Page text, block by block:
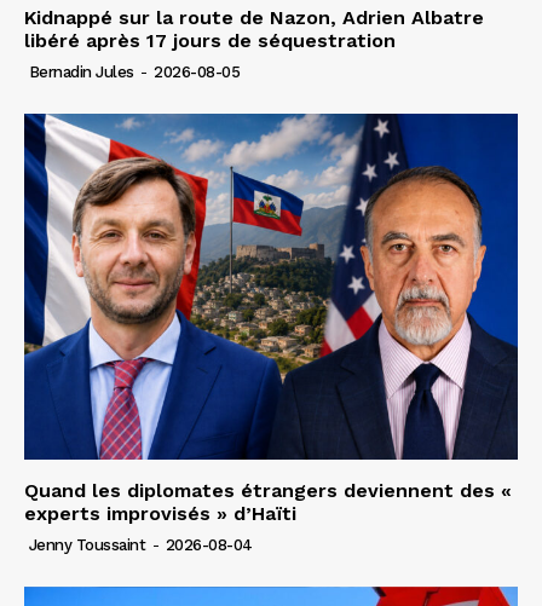
Kidnappé sur la route de Nazon, Adrien Albatre
libéré après 17 jours de séquestration
Bernadin Jules - 2026-08-05
Quand les diplomates étrangers deviennent des «
experts improvisés » d’Haïti
Jenny Toussaint - 2026-08-04